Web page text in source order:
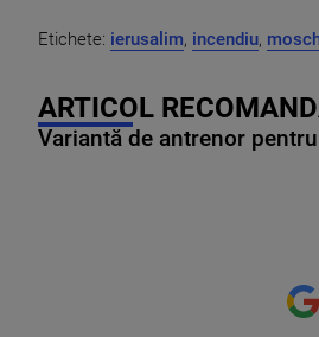
Etichete: ierusalim, incendiu,
ARTICOL
Variantă de antrenor